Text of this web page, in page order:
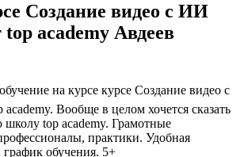
Создание видео с ИИ
top academy Авдеев
обучение на курсе курсе Создание видео с
Вообще в целом хочется сказать
школу top academy. Грамотные
практики. Удобная
обучения. 5+